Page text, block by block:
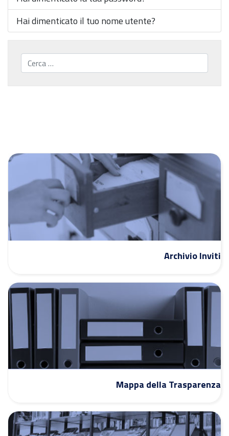
Hai dimenticato il tuo nome utente?
Cerca...
Archivio Inviti
Mappa della Trasparenza